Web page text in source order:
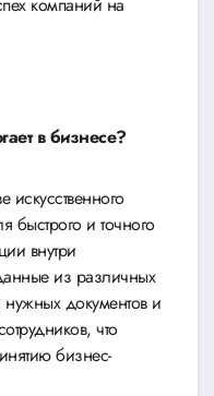
в бизнесе?
быстрого и точного
внутри
из различных
документов и
что
бизнес-